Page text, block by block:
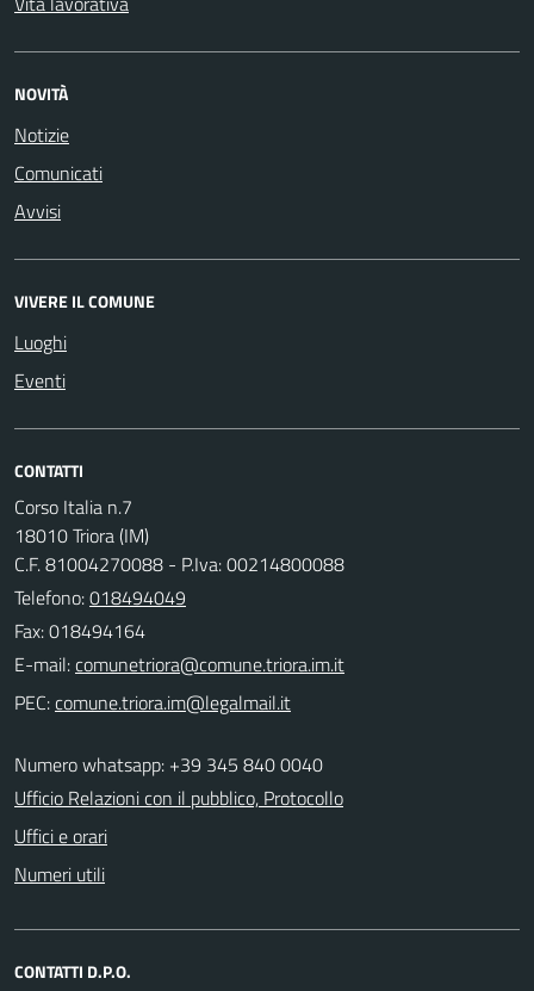
NOVITÀ
Notizie
Comunicati
Avvisi
VIVERE IL COMUNE
Luoghi
Eventi
CONTATTI
Corso Italia n.7
18010 Triora (IM)
C.F. 81004270088 - P.Iva: 00214800088
Telefono:018494049
Fax: 018494164
E-mail:
PEC:
Numero whatsapp: +39 345 840 0040
Ufficio Relazioni con il pubblico, Protocollo
Uffici e orari
Numeri utili
CONTATTI D.P.O.